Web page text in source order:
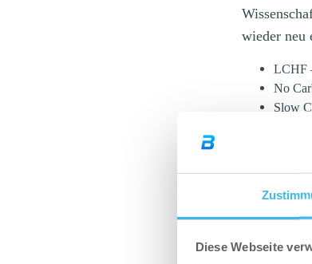
Diese Webseite
wieder neu
LCHF
No
Slow
New